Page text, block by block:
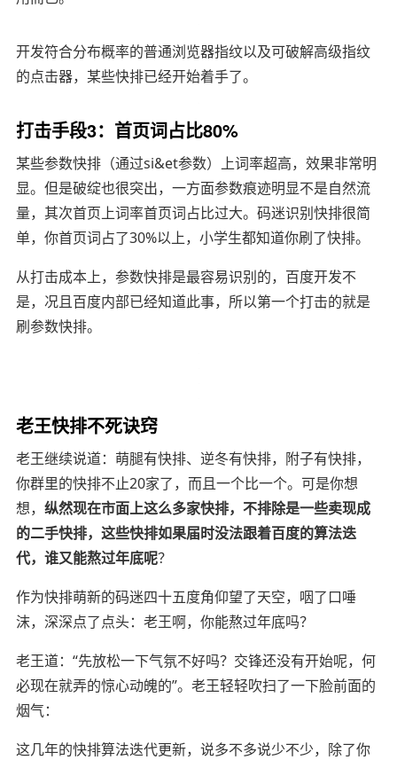
开发符合分布概率的普通浏览器指纹以及可破解高级指纹
的点击器，某些快排已经开始着手了。
打击手段3：首页词占比80%
某些参数快排（通过si&et参数）上词率超高，效果非常明
显。但是破绽也很突出，一方面参数痕迹明显不是自然流
量，其次首页上词率首页词占比过大。码迷识别快排很简
单，你首页词占了30%以上，小学生都知道你刷了快排。
从打击成本上，参数快排是最容易识别的，百度开发不
是，况且百度内部已经知道此事，所以第一个打击的就是
刷参数快排。
老王快排不死诀窍
老王继续说道：萌腿有快排、逆冬有快排，附子有快排，
你群里的快排不止20家了，而且一个比一个。可是你想
想， 纵然现在市面上这么多家快排，不排除是一些卖现成
的二手快排，这些快排如果届时没法跟着百度的算法迭
代，谁又能熬过年底呢？
作为快排萌新的码迷四十五度角仰望了天空，咽了口唾
沫，深深点了点头：老王啊，你能熬过年底吗？
老王道：“先放松一下气氛不好吗？交锋还没有开始呢，何
必现在就弄的惊心动魄的”。 老王轻轻吹扫了一下脸前面的
烟气：
这几年的快排算法迭代更新，说多不多说少不少，除了你